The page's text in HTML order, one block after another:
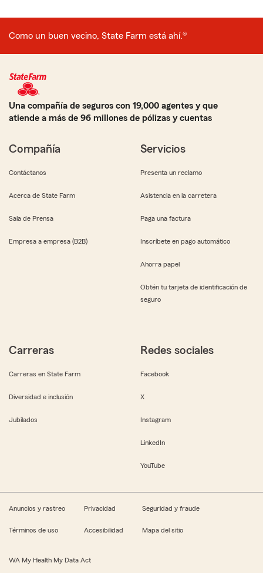
Como un buen vecino, State Farm está ahí.®
Una compañía de seguros con 19,000 agentes y que
atiende a más de 96 millones de pólizas y cuentas
Compañía
Contáctanos
Acerca de State Farm
Sala de Prensa
Empresa a empresa (B2B)
Servicios
Presenta un reclamo
Asistencia en la carretera
Paga una factura
Inscríbete en pago automático
Ahorra papel
Obtén tu tarjeta de identificación de
seguro
Carreras
Carreras en State Farm
Diversidad e inclusión
Jubilados
Redes sociales
Facebook
X
Instagram
LinkedIn
YouTube
Anuncios y rastreo Privacidad Seguridad y fraude
Términos de uso Accesibilidad Mapa del sitio
WA My Health My Data Act